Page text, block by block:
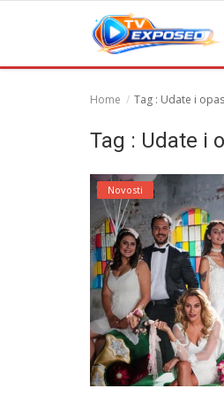
Home Tag : Udate i
Tag : Udate i
Novosti